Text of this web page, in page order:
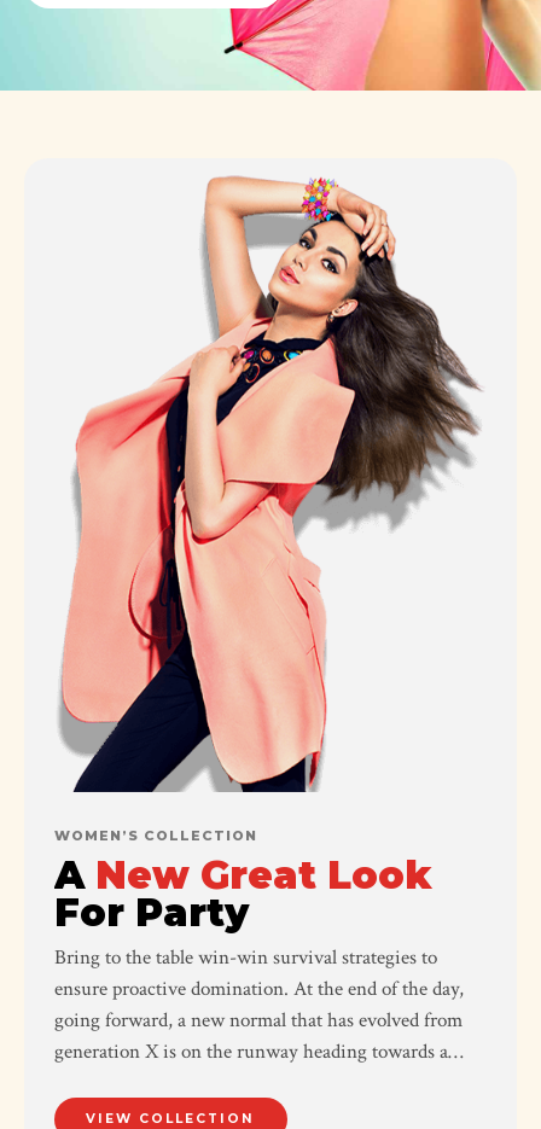
WOMEN’S COLLECTION
A New Great Look
For Party
Bring to the table win-win survival strategies to
ensure proactive domination. At the end of the day,
going forward, a new normal that has evolved from
generation X is on the runway heading towards a
VIEW COLLECTION